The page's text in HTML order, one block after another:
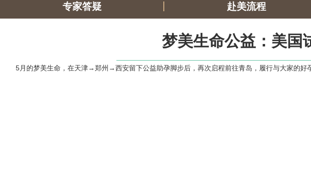
专家答疑 赴美流程
梦美生命公益：美国
5月的梦美生命，在天津→郑州→西安留下公益助孕脚步后，再次启程前往青岛，履行与大家的好